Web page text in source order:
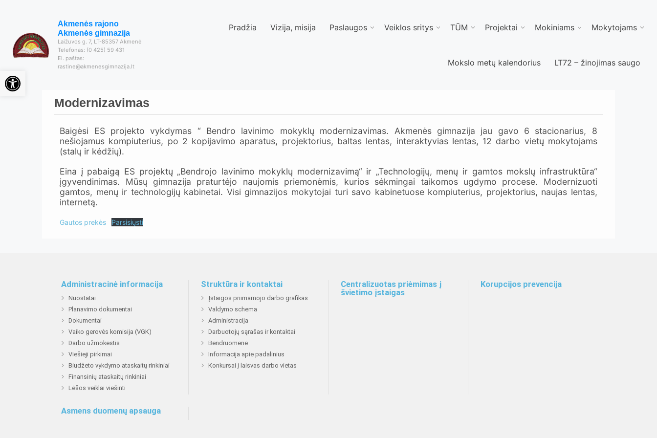
Akmenės rajono
Akmenės gimnazija
Laižuvos g. 7, LT-85357 Akmenė
Telefonas: (0 425) 59 431
El. paštas:
rastine@akmenesgimnazija.lt
Pradžia Vizija, misija Paslaugos Veiklos sritys TŪM Projektai Mokiniams Mokytojams
Mokslo metų kalendorius LT72 – žinojimas saugo
Modernizavimas
Baigėsi ES projekto vykdymas “ Bendro lavinimo mokyklų modernizavimas. Akmenės gimnazija jau gavo 6 stacionarius, 8
nešiojamus kompiuterius, po 2 kopijavimo aparatus, projektorius, baltas lentas, interaktyvias lentas, 12 darbo vietų mokytojams
(stalų ir kėdžių).
Eina į pabaigą ES projektų „Bendrojo lavinimo mokyklų modernizavimą“ ir „Technologijų, menų ir gamtos mokslų infrastruktūra“
įgyvendinimas. Mūsų gimnazija praturtėjo naujomis priemonėmis, kurios sėkmingai taikomos ugdymo procese. Modernizuoti
gamtos, menų ir technologijų kabinetai. Visi gimnazijos mokytojai turi savo kabinetuose kompiuterius, projektorius, naujas lentas,
internetą.
Gautos prekės Parsisiųsti
Administracinė informacija
Nuostatai
Planavimo dokumentai
Dokumentai
Vaiko gerovės komisija (VGK)
Darbo užmokestis
Viešieji pirkimai
Biudžeto vykdymo ataskaitų rinkiniai
Finansinių ataskaitų rinkiniai
Lėšos veiklai viešinti
Struktūra ir kontaktai
Įstaigos priimamojo darbo grafikas
Valdymo schema
Administracija
Darbuotojų sąrašas ir kontaktai
Bendruomenė
Informacija apie padalinius
Konkursai į laisvas darbo vietas
Centralizuotas priėmimas į
švietimo įstaigas
Korupcijos prevencija
Asmens duomenų apsauga
Open toolbar